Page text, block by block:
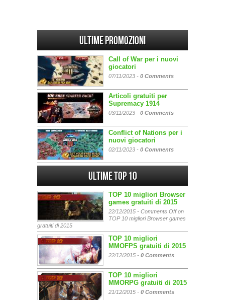
Ultime promozioni
Call of War per i nuovi
giocatori
07/11/2023 - 0 Comments
Articoli gratuiti per
Supremacy 1914
03/11/2023 - 0 Comments
Conflict of Nations per i
nuovi giocatori
02/11/2023 - 0 Comments
Ultime Top 10
TOP 10 migliori Browser
games gratuiti di 2015
22/12/2015 - Comments Offon
TOP 10 migliori Browser games
gratuiti di 2015
TOP 10 migliori
MMOFPS gratuiti di 2015
22/12/2015 - 0 Comments
TOP 10 migliori
MMORPG gratuiti di 2015
21/12/2015 - 0 Comments